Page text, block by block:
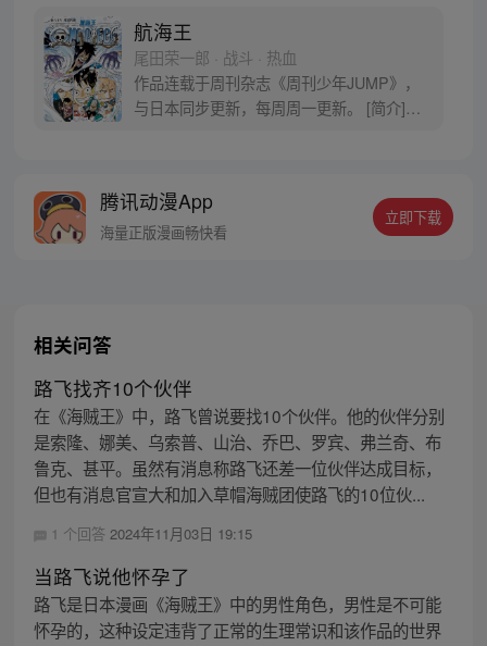
航海王
尾田荣一郎 · 战斗 · 热血
作品连载于周刊杂志《周刊少年JUMP》，
与日本同步更新，每周周一更新。 [简介]有
十年后，路飞为实现与因救他而断臂的杰克
斯的约定而出海，开始了以成为海盗王为目
腾讯动漫App
海量正版漫画畅快看
立即下载
相关问答
路飞找齐10个伙伴
在《海贼王》中，路飞曾说要找10个伙伴。他的伙伴分别
是索隆、娜美、乌索普、山治、乔巴、罗宾、弗兰奇、布
鲁克、甚平。虽然有消息称路飞还差一位伙伴达成目标，
但也有消息官宣大和加入草帽海贼团使路飞的10位伙...
1 个回答 2024年11月03日 19:15
当路飞说他怀孕了
路飞是日本漫画《海贼王》中的男性角色，男性是不可能
怀孕的，这种设定违背了正常的生理常识和该作品的世界